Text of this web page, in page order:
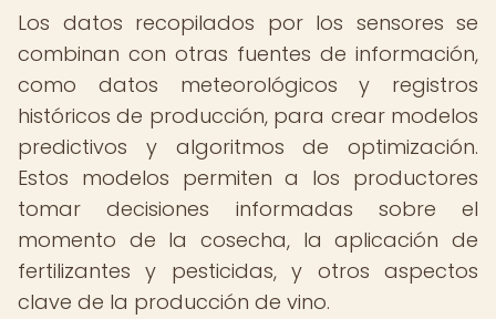
Los datos recopilados por los sensores se
combinan con otras fuentes de información,
como datos meteorológicos y registros
históricos de producción, para crear modelos
predictivos y algoritmos de optimización.
Estos modelos permiten a los productores
tomar decisiones informadas sobre el
momento de la cosecha, la aplicación de
fertilizantes y pesticidas, y otros aspectos
clave de la producción de vino.